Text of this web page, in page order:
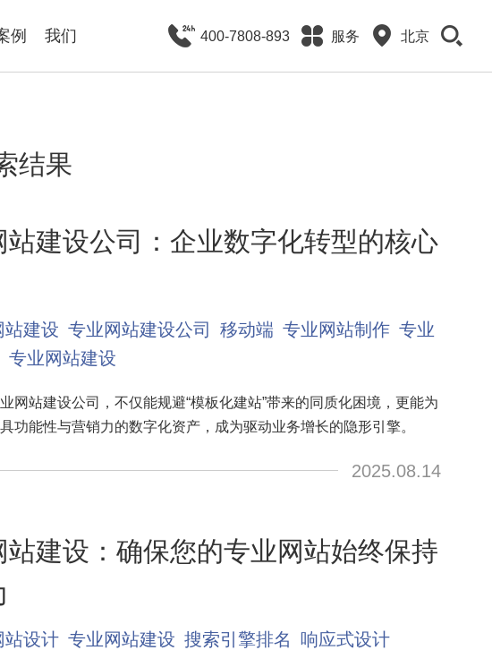
例 我们 400-7808-893 服务 北京
结果
站建设公司：企业数字化转型的核心
站建设 专业网站建设公司 移动端 专业网站制作 专业
专业网站建设
网站建设公司，不仅能规避“模板化建站”带来的同质化困境，更能为
功能性与营销力的数字化资产，成为驱动业务增长的隐形引擎。
2025.08.14
站建设：确保您的专业网站始终保持
站设计 专业网站建设 搜索引擎排名
响应式设计